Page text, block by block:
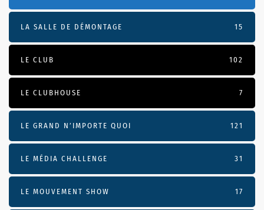
LA SALLE DE DÉMONTAGE 15
LE CLUB 102
LE CLUBHOUSE 7
LE GRAND N’IMPORTE QUOI 121
LE MÉDIA CHALLENGE 31
LE MOUVEMENT SHOW 17